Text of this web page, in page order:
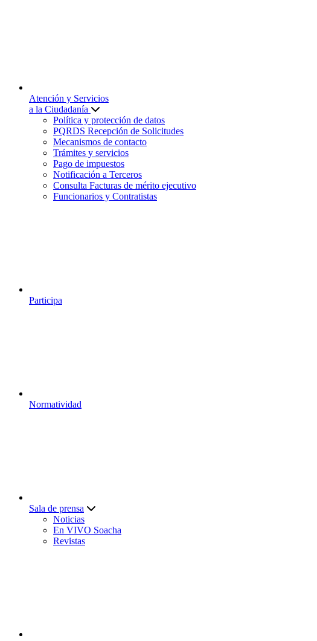
Atención y Servicios
a la Ciudadanía
Política y protección de datos
PQRDS Recepción de Solicitudes
Mecanismos de contacto
Trámites y servicios
Pago de impuestos
Notificación a Terceros
Consulta Facturas de mérito ejecutivo
Funcionarios y Contratistas
Participa
Normatividad
Sala de prensa
Noticias
En VIVO Soacha
Revistas